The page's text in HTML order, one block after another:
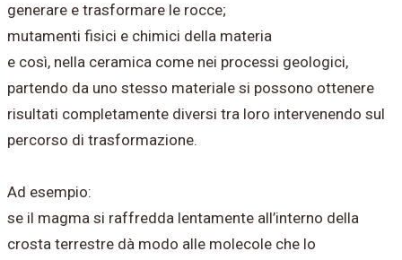
generare e trasformare le rocce;
mutamenti fisici e chimici della materia
e così, nella ceramica come nei processi geologici,
partendo da uno stesso materiale si possono ottenere
risultati completamente diversi tra loro intervenendo sul
percorso di trasformazione.
Ad esempio:
se il magma si raffredda lentamente all’interno della
crosta terrestre dà modo alle molecole che lo